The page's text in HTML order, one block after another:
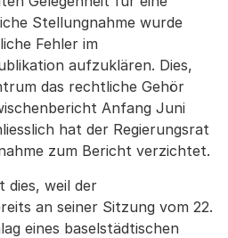
Stellungnahme wurde
Fehler im
aufzuklären. Dies,
das rechtliche Gehör
Anfang Juni
hat der Regierungsrat
zum Bericht verzichtet.
dies, weil der
an seiner Sitzung vom 22.
eines baselstädtischen